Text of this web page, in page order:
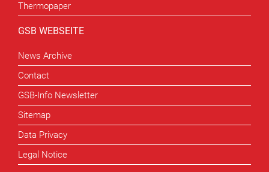
Thermopaper
GSB WEBSEITE
News Archive
Contact
GSB-Info Newsletter
Sitemap
Data Privacy
Legal Notice